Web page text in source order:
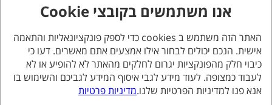
yuni@yuni.co.il
אחריות שיבוץ, רישום וגבייה: המרכז הישראלי לקידום מדעי
המתמטיקה ע"ר.
אנו משתמשים בקובצי Cookie
האתר הזה משתמש ב cookies כדי לספק פונקציונאליות והתאמה
אישית. הנכם יכולים לבחור אילו אמצעים אתם מאשרים. דעו כי
כיבוי חלק מהפונקציות יגרום לחלקים מהאתר לא להופיע או לא
לעבוד כמצופה. לעוד מידע לגבי איסוף המידע לגביכם והשימוש בו
אנא פנו למדיניות הפרטיות שלנו.מדיניות פרטיות